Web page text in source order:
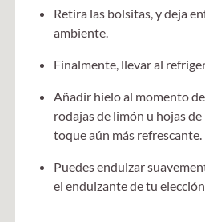
Retira las bolsitas, y deja
ambiente.
Finalmente, llevar al
Añadir hielo al momento
rodajas de limón u hojas
toque aún más refrescante.
Puedes endulzar
el endulzante de tu